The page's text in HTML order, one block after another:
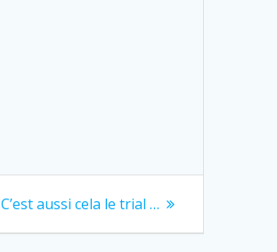
Next
C’est aussi cela le trial …